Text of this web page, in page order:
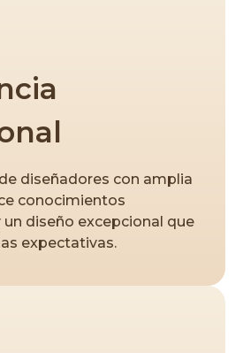
diseñadores con amplia
conocimientos
diseño excepcional que
expectativas.